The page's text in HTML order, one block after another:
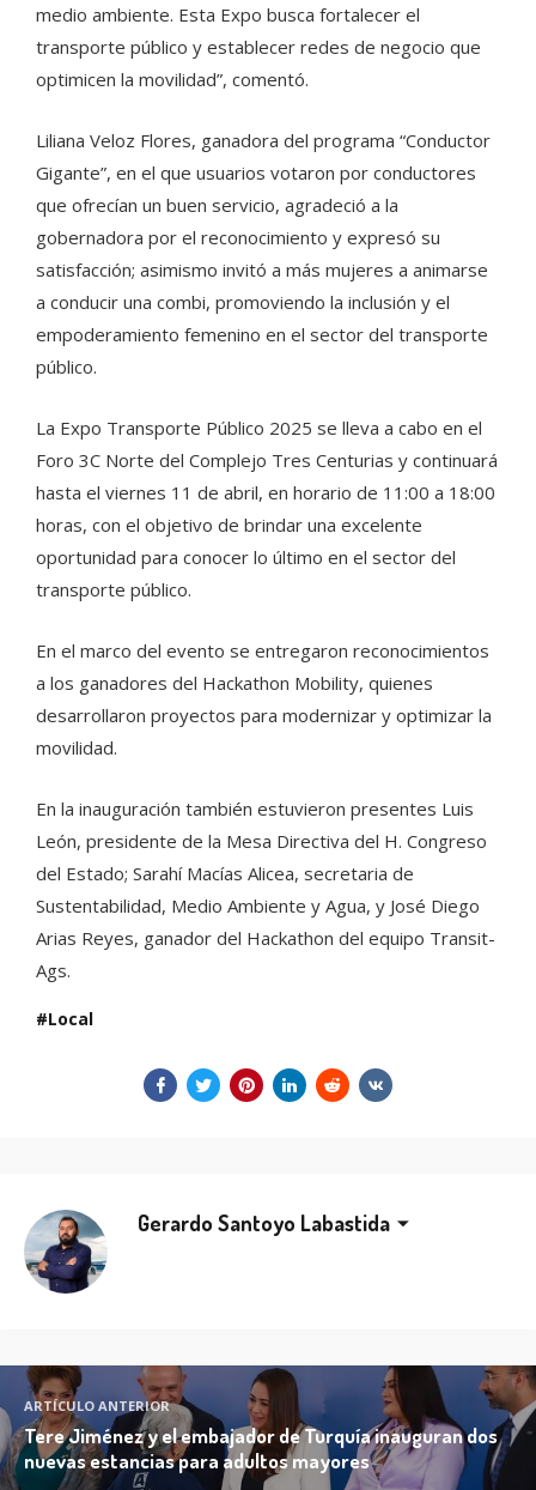
medio ambiente. Esta Expo busca fortalecer el
transporte público y establecer redes de negocio que
optimicen la movilidad”, comentó.
Liliana Veloz Flores, ganadora del programa “Conductor
Gigante”, en el que usuarios votaron por conductores
que ofrecían un buen servicio, agradeció a la
gobernadora por el reconocimiento y expresó su
satisfacción; asimismo invitó a más mujeres a animarse
a conducir una combi, promoviendo la inclusión y el
empoderamiento femenino en el sector del transporte
público.
La Expo Transporte Público 2025 se lleva a cabo en el
Foro 3C Norte del Complejo Tres Centurias y continuará
hasta el viernes 11 de abril, en horario de 11:00 a 18:00
horas, con el objetivo de brindar una excelente
oportunidad para conocer lo último en el sector del
transporte público.
En el marco del evento se entregaron reconocimientos
a los ganadores del Hackathon Mobility, quienes
desarrollaron proyectos para modernizar y optimizar la
movilidad.
En la inauguración también estuvieron presentes Luis
León, presidente de la Mesa Directiva del H. Congreso
del Estado; Sarahí Macías Alicea, secretaria de
Sustentabilidad, Medio Ambiente y Agua, y José Diego
Arias Reyes, ganador del Hackathon del equipo Transit-
Ags.
Local
Gerardo Santoyo Labastida
ARTÍCULO ANTERIOR
Tere Jiménez y el embajador de Turquía inauguran dos
nuevas estancias para adultos mayores